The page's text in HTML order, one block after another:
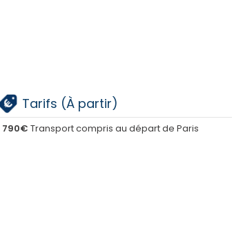
Tarifs (À partir)
790€ Transport compris au départ de Paris